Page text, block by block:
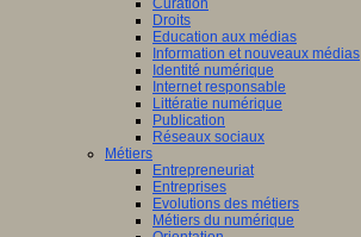
Curation
Droits
Education aux médias
Information et nouveaux médias
Identité numérique
Internet responsable
Littératie numérique
Publication
Réseaux sociaux
Métiers
Entrepreneuriat
Entreprises
Evolutions des métiers
Métiers du numérique